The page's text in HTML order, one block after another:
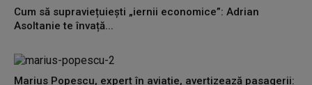
Cum să supraviețuiești „iernii economice”: Adrian
Asoltanie te învață...
Marius Popescu, expert în aviație, avertizează pasagerii: